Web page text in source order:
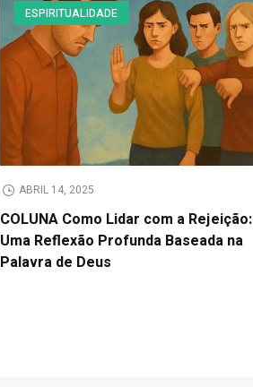
ESPIRITUALIDADE
ABRIL 14, 2025
COLUNA Como Lidar com a Rejeição:
Uma Reflexão Profunda Baseada na
Palavra de Deus